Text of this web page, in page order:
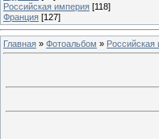
Российская империя [118]
Франция [127]
Главная » Фотоальбом » Российская